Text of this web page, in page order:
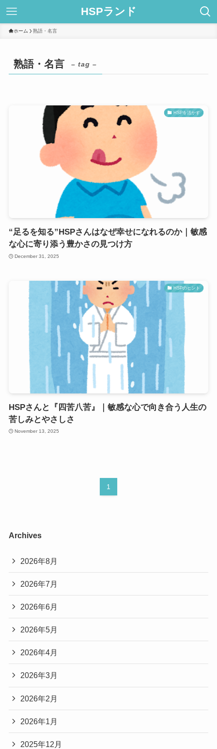
HSPランド
ホーム 熟語・名言
熟語・名言 – tag –
HSPを活かす
“足るを知る”HSPさんはなぜ幸せになれるのか｜敏感
な心に寄り添う豊かさの見つけ方
December 31, 2025
HSPのヒント
HSPさんと『四苦八苦』｜敏感な心で向き合う人生の
苦しみとやさしさ
November 13, 2025
1
Archives
2026年8月
2026年7月
2026年6月
2026年5月
2026年4月
2026年3月
2026年2月
2026年1月
2025年12月